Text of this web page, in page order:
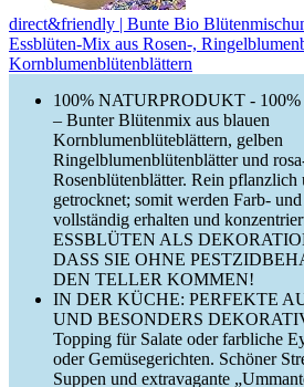
direct&friendly | Bunte Bio
Essblüten-Mix aus Rosen-,
Kornblumenblütenblättern
100% NATURPRODUKT -
– Bunter Blütenmix aus blauen
Kornblumenblüteblättern, gelben
Ringelblumenblütenblätter und
Rosenblütenblätter. Rein pflanzlich
getrocknet; somit werden Farb-
vollständig erhalten und
ESSBLÜTEN ALS
DASS SIE OHNE
DEN TELLER KOMMEN!
IN DER KÜCHE: PERFEKTE
UND BESONDERS
Topping für Salate oder farbliche
oder Gemüsegerichten. Schöner
Suppen und extravagante